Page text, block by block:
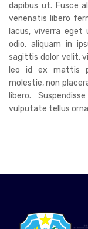
dapibus ut. Fusce
venenatis libero
lacus, viverra eget
odio, aliquam in
sagittis dolor velit,
leo id ex mattis
molestie, non
libero.
vulputate tellus